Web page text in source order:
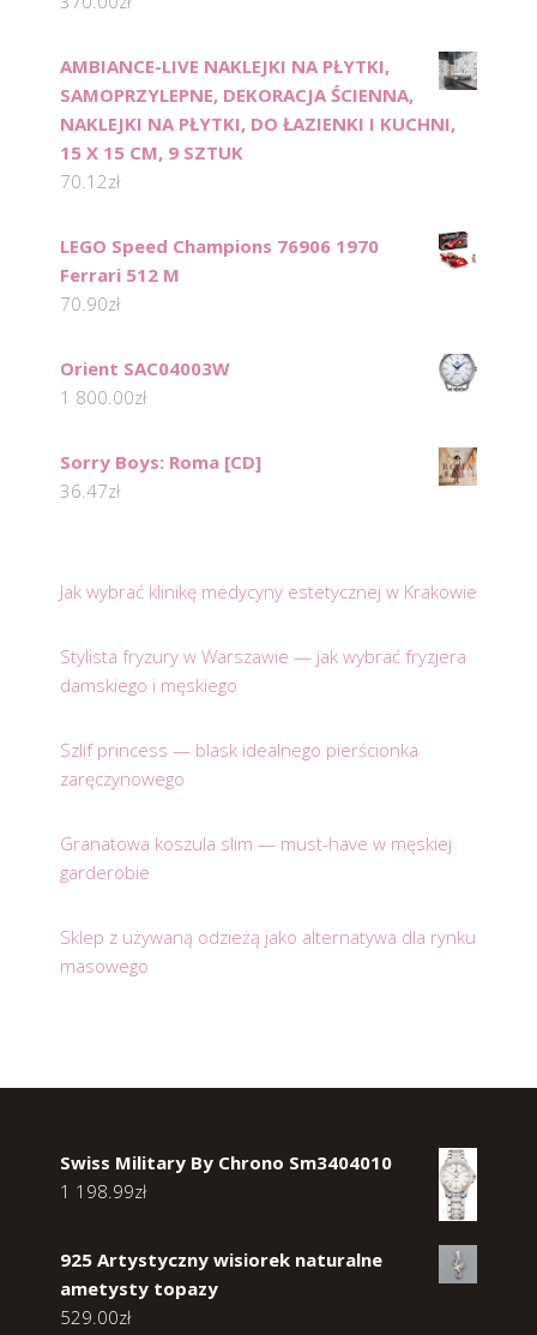
AMBIANCE-LIVE NAKLEJKI NA PŁYTKI,
SAMOPRZYLEPNE, DEKORACJA ŚCIENNA,
NAKLEJKI NA PŁYTKI, DO ŁAZIENKI I KUCHNI,
15 X 15 CM, 9 SZTUK
70.12zł
LEGO Speed Champions 76906 1970
Ferrari 512 M
70.90zł
Orient SAC04003W
1 800.00zł
Sorry Boys: Roma [CD]
36.47zł
Jak wybrać klinikę medycyny estetycznej w Krakowie
Stylista fryzury w Warszawie — jak wybrać fryzjera
damskiego i męskiego
Szlif princess — blask idealnego pierścionka
zaręczynowego
Granatowa koszula slim — must-have w męskiej
garderobie
Sklep z używaną odzieżą jako alternatywa dla rynku
masowego
Swiss Military By Chrono Sm3404010
1 198.99zł
925 Artystyczny wisiorek naturalne
ametysty topazy
529.00zł